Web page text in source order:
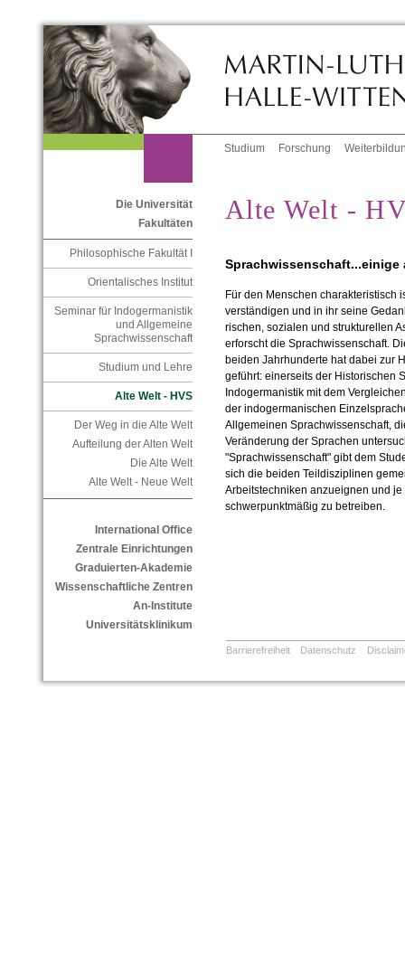
Studium Forschung
Die Universität
Fakultäten
Philosophische Fakultät I
Orientalisches Institut
Seminar für Indogermanistik
und Allgemeine
Sprachwissenschaft
Studium und Lehre
Alte Welt - HVS
Der Weg in die Alte Welt
Aufteilung der Alten Welt
Die Alte Welt
Alte Welt - Neue Welt
International Office
Zentrale Einrichtungen
Graduierten-Akademie
Wissenschaftliche Zentren
An-Institute
Universitätsklinikum
Alte Welt -
Sprachwissenschaft...einige
Für den Menschen charakteristisch
verständigen und in ihr seine
rischen, sozialen und strukturellen
erforscht die Sprachwissenschaft.
beiden Jahrhunderte hat dabei zur
geführt: einerseits der Historischen
Indogermani­stik mit dem
der indogermani­schen
Allgemeinen Sprachwissen­schaft,
Veränderung der Sprachen
"Sprachwissenschaft" gibt dem
sich die beiden Teildisziplinen
Arbeitstechniken anzueignen und
schwerpunktmäßig zu betrei­ben.
Barrierefreiheit Datenschutz